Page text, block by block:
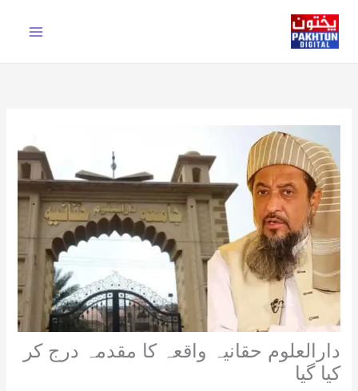
content
دارالعلوم حقانیہ واقعہ کا مقدمہ درج کر
کیا گیا